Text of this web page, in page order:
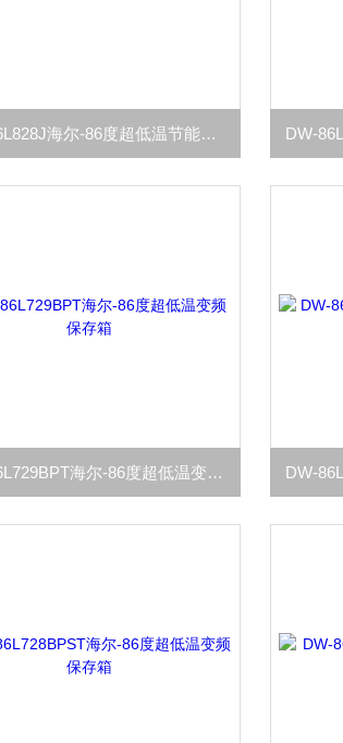
DW-86L828J海尔-86度超低温节能保存箱
DW-86L729BPT海尔-86度超低温变频保存箱